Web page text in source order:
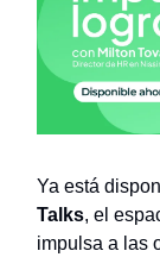
Ya está
Talks, el
impulsa a las